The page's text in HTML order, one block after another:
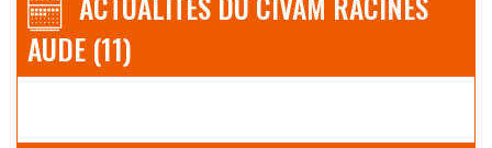
AUDE (11)